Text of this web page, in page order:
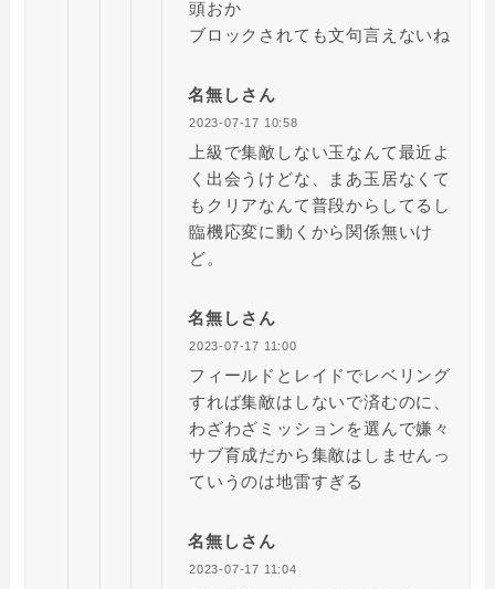
頭おか
ブロックされても文句言えないね
名無しさん
2023-07-17 10:58
上級で集敵しない玉なんて最近よ
く出会うけどな、まあ玉居なくて
もクリアなんて普段からしてるし
臨機応変に動くから関係無いけ
ど。
名無しさん
2023-07-17 11:00
フィールドとレイドでレベリング
すれば集敵はしないで済むのに、
わざわざミッションを選んで嫌々
サブ育成だから集敵はしませんっ
ていうのは地雷すぎる
名無しさん
2023-07-17 11:04